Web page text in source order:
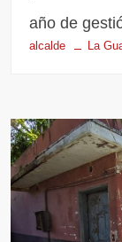
año de
alcalde La